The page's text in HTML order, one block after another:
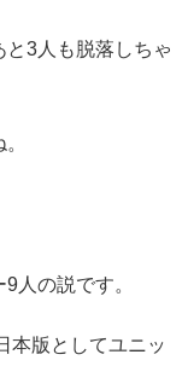
と3人も脱落しちゃ
人の説です。
本版としてユニッ